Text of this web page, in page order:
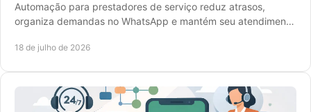
Automação para prestadores de serviço reduz atrasos,
organiza demandas no WhatsApp e mantém seu atendimento
18 de julho de 2026